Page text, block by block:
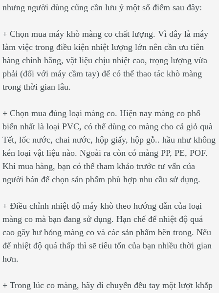
nhưng người dùng cũng cần lưu ý một số điểm sau đây:
+ Chọn mua máy khò màng co chất lượng. Vì đây là máy
làm việc trong điều kiện nhiệt lượng lớn nên cần ưu tiên
hàng chính hãng, vật liệu chịu nhiệt cao, trọng lượng vừa
phải (đối với máy cầm tay) để có thể thao tác khò màng
trong thời gian lâu.
+ Chọn mua đúng loại màng co. Hiện nay màng co phổ
biến nhất là loại PVC, có thể dùng co màng cho cả giỏ quà
Tết, lốc nước, chai nước, hộp giấy, hộp gỗ.. hầu như không
kén loại vật liệu nào. Ngoài ra còn có màng PP, PE, POF.
Khi mua hàng, bạn có thể tham khảo trước tư vấn của
người bán để chọn sản phẩm phù hợp nhu cầu sử dụng.
+ Điều chỉnh nhiệt độ máy khò theo hướng dẫn của loại
màng co mà bạn đang sử dụng. Hạn chế để nhiệt độ quá
cao gây hư hỏng màng co và các sản phẩm bên trong. Nếu
để nhiệt độ quá thấp thì sẽ tiêu tốn của bạn nhiều thời gian
hơn.
+ Trong lúc co màng, hãy di chuyển đều tay một lượt khắp